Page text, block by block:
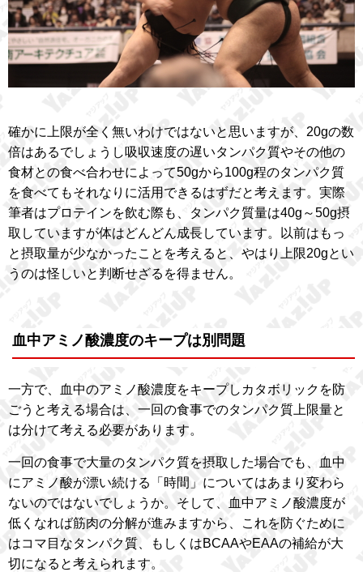
確かに上限が全く無いわけではないと思いますが、20gの数
倍はあるでしょうし吸収速度の遅いタンパク質やその他の
食材との食べ合わせによって50gから100g程のタンパク質
を食べてもそれなりに活用できるはずだと考えます。実際
筆者はプロテインを飲む際も、タンパク質量は40g～50g摂
取していますが体はどんどん成長しています。以前はもっ
と摂取量が少なかったことを考えると、やはり上限20gとい
うのは怪しいと判断せざるを得ません。
血中アミノ酸濃度のキープは別問題
一方で、血中のアミノ酸濃度をキープしカタボリックを防
ごうと考える場合は、一回の食事でのタンパク質上限量と
は分けて考える必要があります。
一回の食事で大量のタンパク質を摂取した場合でも、血中
にアミノ酸が漂い続ける「時間」についてはあまり変わら
ないのではないでしょうか。そして、血中アミノ酸濃度が
低くなれば筋肉の分解が進みますから、これを防ぐために
はコマ目なタンパク質、もしくはBCAAやEAAの補給が大
切になると考えられます。